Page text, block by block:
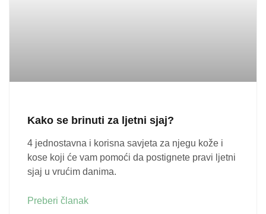
Kako se brinuti za ljetni sjaj?
4 jednostavna i korisna savjeta za njegu kože i
kose koji će vam pomoći da postignete pravi ljetni
sjaj u vrućim danima.
Preberi članak